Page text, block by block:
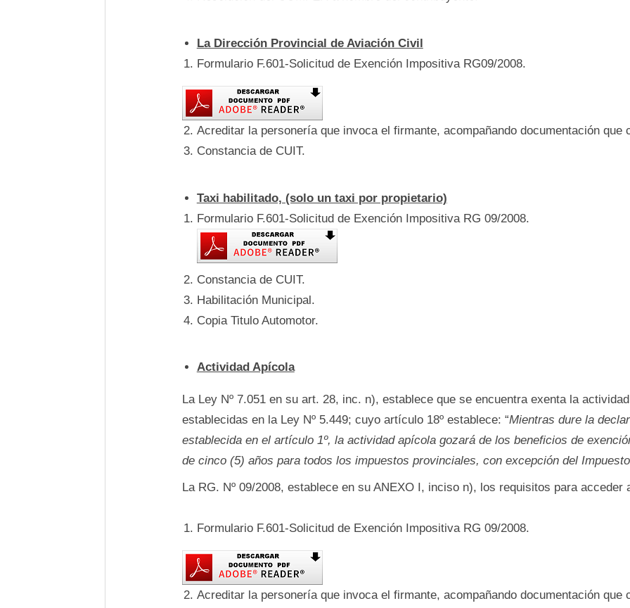
La Dirección Provincial de Aviación Civil
Formulario F.601-Solicitud de Exención Impositiva RG09/2008.
Acreditar la personería que invoca el firmante, acompañando documentación que
Constancia de CUIT.
Taxi habilitado, (solo un taxi por propietario)
Formulario F.601-Solicitud de Exención Impositiva RG 09/2008.
Constancia de CUIT.
Habilitación Municipal.
Copia Titulo Automotor.
Actividad Apícola
La Ley Nº 7.051 en su art. 28, inc. n), establece que se encuentra exenta la
establecidas en la Ley Nº 5.449; cuyo artículo 18º establece: “Mientras dure la
establecida en el artículo 1º, la actividad apícola gozará de los beneficios de
de cinco (5) años para todos los impuestos provinciales, con excepción del
La RG. Nº 09/2008, establece en su ANEXO I, inciso n), los requisitos para acceder
Formulario F.601-Solicitud de Exención Impositiva RG 09/2008.
Acreditar la personería que invoca el firmante, acompañando documentación que